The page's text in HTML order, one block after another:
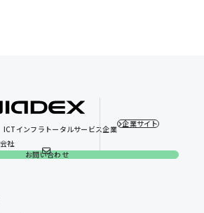
ICTインフラトータルサービス企業
社
企業サイト
お問い合わせ